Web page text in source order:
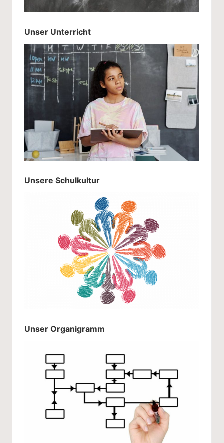
Unser Unterricht
Unsere Schulkultur
Unser Organigramm